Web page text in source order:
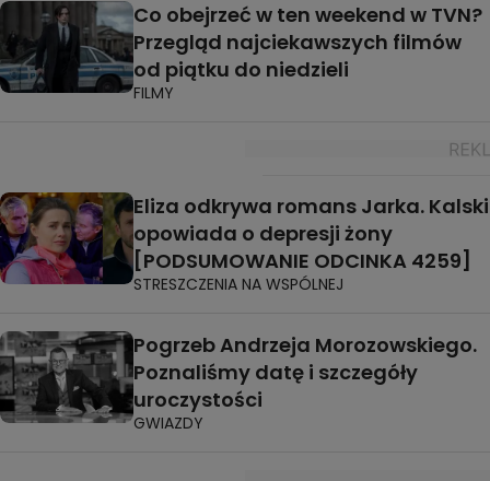
Co obejrzeć w ten weekend w TVN?
Przegląd najciekawszych filmów
od piątku do niedzieli
FILMY
Eliza odkrywa romans Jarka. Kalski
opowiada o depresji żony
[PODSUMOWANIE ODCINKA 4259]
STRESZCZENIA NA WSPÓLNEJ
Pogrzeb Andrzeja Morozowskiego.
Poznaliśmy datę i szczegóły
uroczystości
GWIAZDY